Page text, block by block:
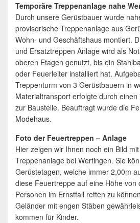
Temporäre Treppenanlage nahe
Durch unsere Gerüstbauer wurde
provisorische Treppenanlage aus
Wohn- und Geschäftshaus montiert.
und Ersatztreppen Anlage wird als
oberen Etagen genutzt, bis ein
oder Feuerleiter installiert hat.
Treppenturm von 3 Gerüstbauern in
Materialtransport erfolgte durch
zur Baustelle. Beauftragt wurde die
Modehaus.
Foto der Feuertreppen – Anlage
Hier zeigen wir Ihnen noch ein Bild
Treppenanlage bei Wertingen. Sie
Gerüstetagen, welche immer 2,00m
diese Feuertreppe auf eine Höhe von
Personen im Ernstfall retten zu
Geländer mit engen Stäben
kommen für Kinder.